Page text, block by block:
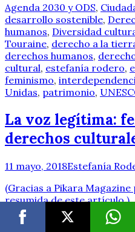
Agenda 2030 y ODS,
desarrollo sostenible,
humanos, Diversidad
Touraine, derecho a la
derechos humanos,
cultural, estefanía rodero,
feminismo,
Unidas, patrimonio,
La voz legítima:
derechos
11 mayo, 2018Estefanía
(Gracias a Pikara
resumida de este artículo.)